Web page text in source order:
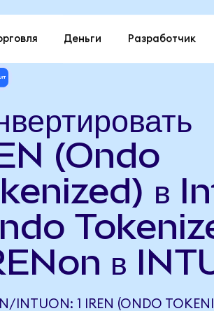
Деньги Разработчик
(Ondo
в
в
INTUON: 1 IREN (ONDO